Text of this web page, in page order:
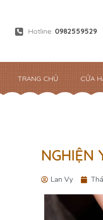
Hotline: 0982559529
TRANG CHỦ CỬA
NGHIỆN
Lan Vy